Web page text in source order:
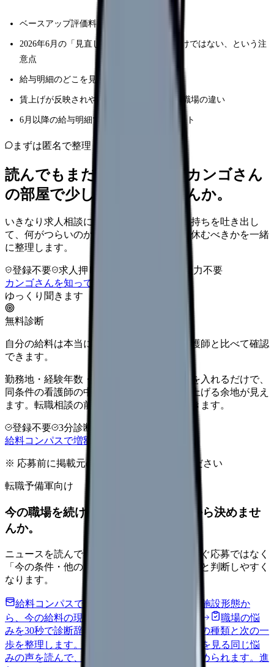
ベースアップ評価料とはどういう仕組みか
2026年6月の「見直し」は8%を新設したわけではない、という注
意点
給与明細のどこを見れば反映が分かるか
賃上げが反映されやすい職場・されにくい職場の違い
6月以降の給与明細で確認するチェックリスト
まずは匿名で整理
読んでもまだ苦しいなら、カンゴさん
の部屋で少し話してみませんか。
いきなり求人相談には進みません。今の気持ちを吐き出し
て、何がつらいのか、辞めるべきか、少し休むべきかを一緒
に整理します。
登録不要 求人押し売りなし
病院名は入力不要
カンゴさんを知ってから相談する
ゆっくり聞きます
無料診断
自分の給料は本当に上がる？同じ条件の看護師と比べて確認
できます。
勤務地・経験年数・施設タイプ・夜勤回数を入れるだけで、
同条件の看護師の中での現在地と、年収を上げる余地が見え
ます。転職相談の前に、まず数字で整理できます。
登録不要 3分診断
給料コンパスで増額余地を確認する
※ 応募前に掲載元の最新情報を確認してください
転職予備軍向け
今の職場を続けるか、条件を比べてから決めませ
んか。
ニュースを読んで不安が強くなった時は、すぐ応募ではなく
「今の条件・他の選択肢・相談先」を分けると判断しやすく
なります。
給料コンパスで比較する
地域・経験年数・施設形態か
ら、今の給料の現在地を確認できます。
職場の悩
みを30秒で診断辞めるべきか迷う前に、悩みの種類と次の一
歩を整理します。
匿名掲示板で本音を見る 同じ悩
みの声を読んで、今の職場だけの問題か確かめられます。 進